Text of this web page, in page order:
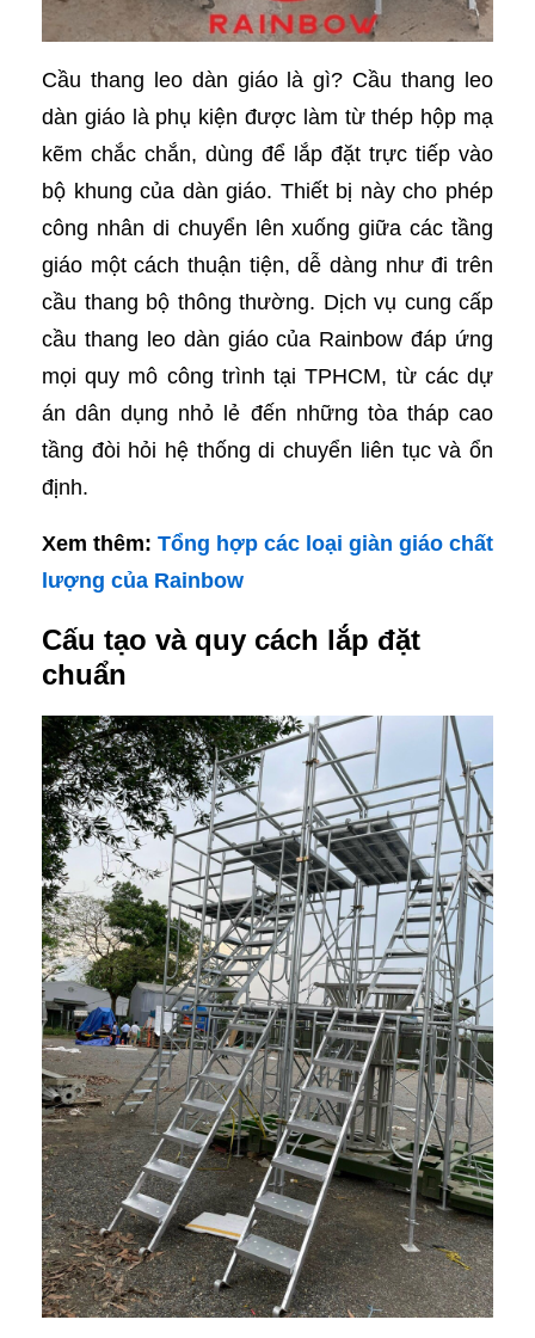
Cầu thang leo dàn giáo là gì? Cầu thang leo
dàn giáo là phụ kiện được làm từ thép hộp mạ
kẽm chắc chắn, dùng để lắp đặt trực tiếp vào
bộ khung của dàn giáo. Thiết bị này cho phép
công nhân di chuyển lên xuống giữa các tầng
giáo một cách thuận tiện, dễ dàng như đi trên
cầu thang bộ thông thường. Dịch vụ cung cấp
cầu thang leo dàn giáo của Rainbow đáp ứng
mọi quy mô công trình tại TPHCM, từ các dự
án dân dụng nhỏ lẻ đến những tòa tháp cao
tầng đòi hỏi hệ thống di chuyển liên tục và ổn
định.
Xem thêm: Tổng hợp các loại giàn giáo chất
lượng của Rainbow
Cấu tạo và quy cách lắp đặt
chuẩn